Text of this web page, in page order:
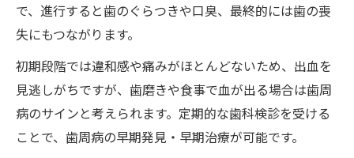
で、進行すると歯のぐらつきや口臭、最終的には歯の喪
失にもつながります。
初期段階では違和感や痛みがほとんどないため、出血を
見逃しがちですが、歯磨きや食事で血が出る場合は歯周
病のサインと考えられます。定期的な歯科検診を受ける
ことで、歯周病の早期発見・早期治療が可能です。